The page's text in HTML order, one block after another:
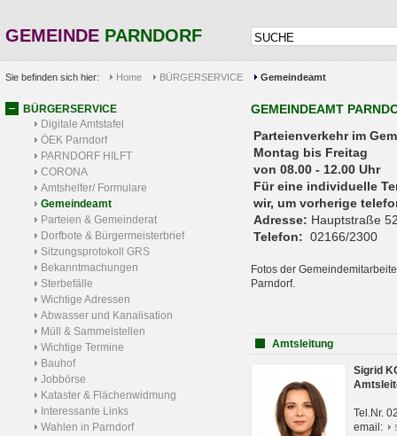
GEMEINDE PARNDORF
Sie befinden sich hier: Home BÜRGERSERVICE Gemeindeamt
BÜRGERSERVICE
Digitale Amtstafel
ÖEK Parndorf
PARNDORF HILFT
CORONA
Amtshelfer/ Formulare
Gemeindeamt
Parteien & Gemeinderat
Dorfbote & Bürgermeisterbrief
Sitzungsprotokoll GRS
Bekanntmachungen
Sterbefälle
Wichtige Adressen
Abwasser und Kanalisation
Müll & Sammelstellen
Wichtige Termine
Bauhof
Jobbörse
Kataster & Flächenwidmung
Interessante Links
Wahlen in Parndorf
GEMEINDEAMT
Parteienverkehr
Montag bis Freitag
von 08.00 - 12.00 Uhr
Für eine individuelle
wir, um vorherige
Adresse: Hauptstraße
Telefon: 02166/2300
Fotos der
Parndorf.
Amtsleitung
Sigrid
Tel.Nr.
email: